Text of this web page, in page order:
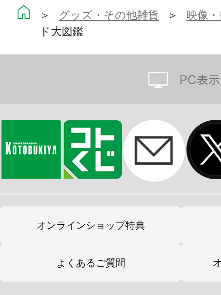
＞ グッズ・その他雑貨 ＞ 映像
ド大図鑑
オンラインショップ特典
よくあるご質問